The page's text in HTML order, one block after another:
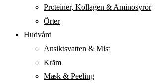
Proteiner, Kollagen & Aminosyror
Örter
Hudvård
Ansiktsvatten & Mist
Kräm
Mask & Peeling